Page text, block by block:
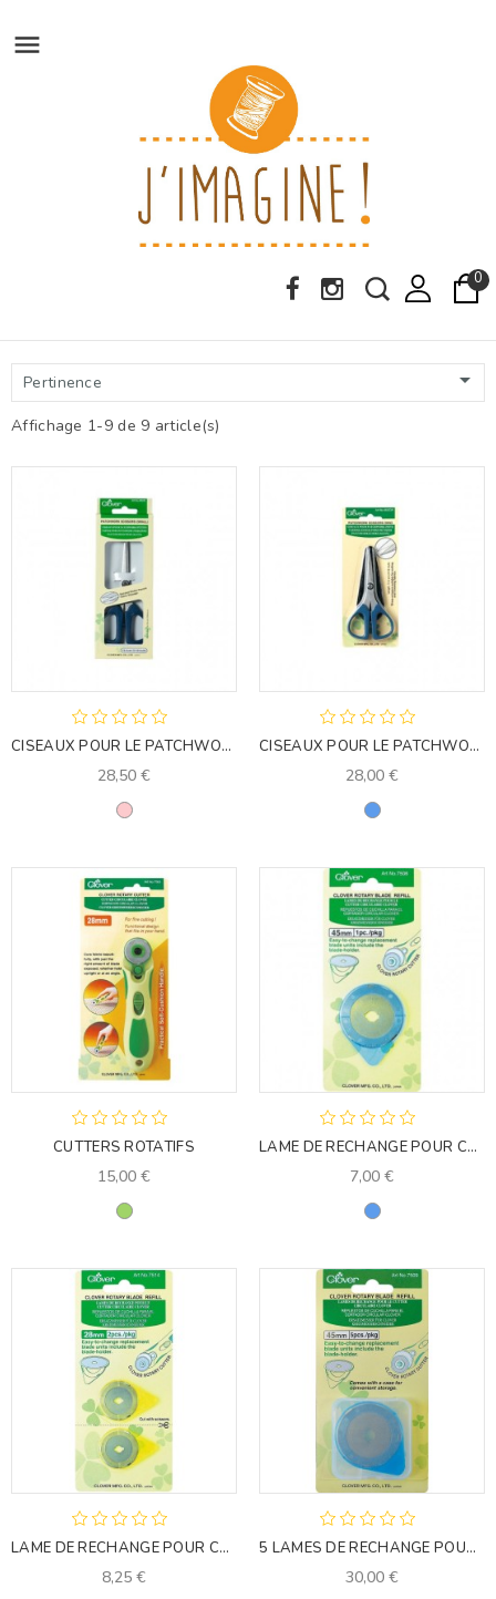

0
Pertinence 
Affichage 1-9 de 9 article(s)
CISEAUX POUR LE PATCHWORK
28,50 €
Rose
CISEAUX POUR LE PATCHWORK
28,00 €
Bleu
CUTTERS ROTATIFS
15,00 €
Vert
LAME DE RECHANGE POUR CUTTER ROTATIF
7,00 €
Bleu
LAME DE RECHANGE POUR CUTTER ROTATIF
8,25 €
5 LAMES DE RECHANGE POUR CUTTER CLOVER - 45 MM
30,00 €